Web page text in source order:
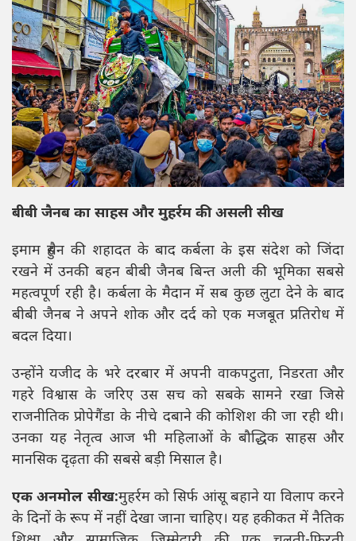
बीबी जैनब का साहस और मुहर्रम की असली सीख
इमाम हुसैन की शहादत के बाद कर्बला के इस संदेश को जिंदा
रखने में उनकी बहन बीबी जैनब बिन्त अली की भूमिका सबसे
महत्वपूर्ण रही है। कर्बला के मैदान में सब कुछ लुटा देने के बाद
बीबी जैनब ने अपने शोक और दर्द को एक मजबूत प्रतिरोध में
बदल दिया।
उन्होंने यजीद के भरे दरबार में अपनी वाकपटुता, निडरता और
गहरे विश्वास के जरिए उस सच को सबके सामने रखा जिसे
राजनीतिक प्रोपेगैंडा के नीचे दबाने की कोशिश की जा रही थी।
उनका यह नेतृत्व आज भी महिलाओं के बौद्धिक साहस और
मानसिक दृढ़ता की सबसे बड़ी मिसाल है।
एक अनमोल सीख:मुहर्रम को सिर्फ आंसू बहाने या विलाप करने
के दिनों के रूप में नहीं देखा जाना चाहिए। यह हकीकत में नैतिक